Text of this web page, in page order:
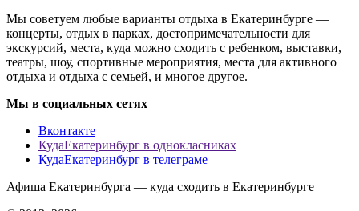
Мы советуем любые варианты отдыха в Екатеринбурге —
концерты, отдых в парках, достопримечательности для
экскурсий, места, куда можно сходить с ребенком, выставки,
театры, шоу, спортивные мероприятия, места для активного
отдыха и отдыха с семьей, и многое другое.
Мы в социальных сетях
Вконтакте
КудаЕкатеринбург в однокласниках
КудаЕкатеринбург в телеграме
Афиша Екатеринбурга — куда сходить в Екатеринбурге